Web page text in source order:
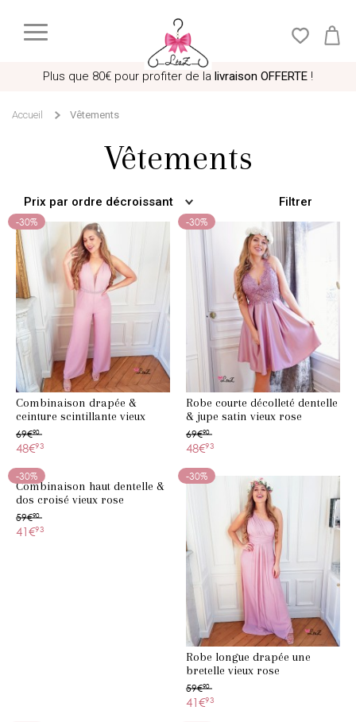
Plus que 80€ pour profiter de la livraison OFFERTE !
Accueil Vêtements
Vêtements
Prix par ordre décroissant Filtrer
-30%
Combinaison drapée &
ceinture scintillante vieux
rose
69€90
48€93
-30%
Robe courte décolleté dentelle
& jupe satin vieux rose
69€90
48€93
-30%
Combinaison haut dentelle &
dos croisé vieux rose
59€90
41€93
-30%
Robe longue drapée une
bretelle vieux rose
59€90
41€93